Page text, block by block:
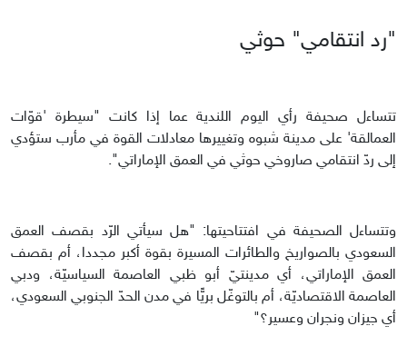
"رد انتقامي" حوثي
تتساءل صحيفة رأي اليوم اللندية عما إذا كانت "سيطرة 'قوّات
العمالقة' على مدينة شبوه وتغييرها معادلات القوة في مأرب ستؤدي
إلى ردّ انتقامي صاروخي حوثي في العمق الإماراتي".
وتتساءل الصحيفة في افتتاحيتها: "هل سيأتي الرّد بقصف العمق
السعودي بالصواريخ والطائرات المسيرة بقوة أكبر مجددا، أم بقصف
العمق الإماراتي، أي مدينتيّ أبو ظبي العاصمة السياسيّة، ودبي
العاصمة الاقتصاديّة، أم بالتوغّل بريًّا في مدن الحدّ الجنوبي السعودي،
أي جيزان ونجران وعسير؟"